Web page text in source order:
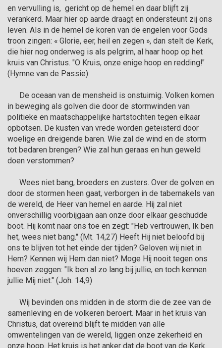
en vervulling is,  gericht op de hemel en daar blijft zij
verankerd. Maar hier op aarde draagt en ondersteunt zij ons
leven. Als in de hemel de koren van de engelen voor Gods
troon zingen: « Glorie, eer, heil en zegen », dan stelt de Kerk,
die hier nog onderweg is als pelgrim, al haar hoop op het
kruis van Christus. "O Kruis, onze enige hoop en redding!"
(Hymne van de Passie)
in beweging als golven die door de stormwinden van
politieke en maatschappelijke hartstochten tegen elkaar
opbotsen. De kusten van vrede worden geteisterd door
woelige en dreigende baren. Wie zal de wind en de storm
tot bedaren brengen? Wie zal hun geraas en hun geweld
doen verstommen?
door de stormen heen gaat, verborgen in de tabernakels van
de wereld, de Heer van hemel en aarde. Hij zal niet
onverschillig voorbijgaan aan onze door elkaar geschudde
boot. Hij komt naar ons toe en zegt: "Heb vertrouwen, Ik ben
het, wees niet bang." (Mt. 14,27) Heeft Hij niet beloofd bij
ons te blijven tot het einde der tijden? Geloven wij niet in
Hem? Kennen wij Hem dan niet? Moge Hij nooit tegen ons
hoeven zeggen: "Ik ben al zo lang bij jullie, en toch kennen
jullie Mij niet." (Joh. 14,9)
samenleving en de volkeren beroert. Maar in het kruis van
Christus, dat overeind blijft te midden van alle
omwentelingen van de wereld, liggen onze zekerheid en
onze hoop. Het kruis is het anker dat de boot van de Kerk